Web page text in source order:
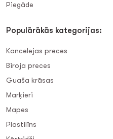
Piegāde
Populārākās kategorijas:
Kancelejas preces
Biroja preces
Guaša krāsas
Marķieri
Mapes
Plastilīns